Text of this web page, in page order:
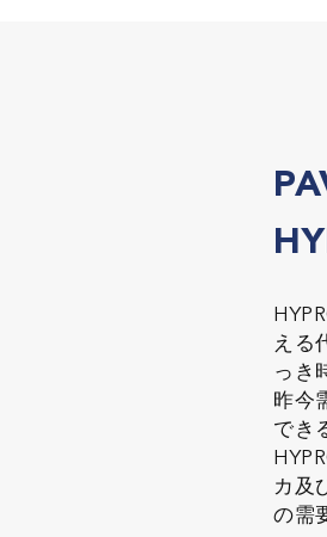
える
っき
昨今
でき
カ及
の需